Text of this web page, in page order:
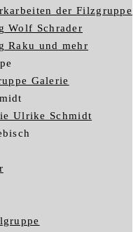
der Filzgruppe
Wolf Schrader
Raku und mehr
Galerie
Ulrike Schmidt